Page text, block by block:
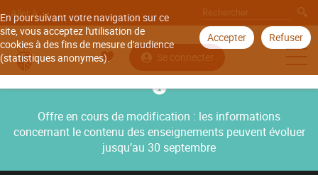
En poursuivant votre navigation sur ce
site, vous acceptez l'utilisation de
cookies à des fins de mesure d'audience
(statistiques anonymes).
Accepter Refuser
Aller à
Se connecter
Offre en cours de modification : les informations
concernant le contenu des enseignements peuvent évoluer
jusqu’au 30 septembre